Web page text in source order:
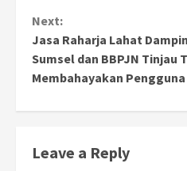
Next:
Jasa Raharja Lahat
Sumsel dan BBPJN
Membahayakan
Leave a Reply